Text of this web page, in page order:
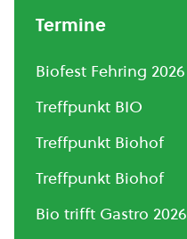
Termine
Biofest Fehring 2026
Treffpunkt BIO
Treffpunkt Biohof
Treffpunkt Biohof
Bio trifft Gastro 2026